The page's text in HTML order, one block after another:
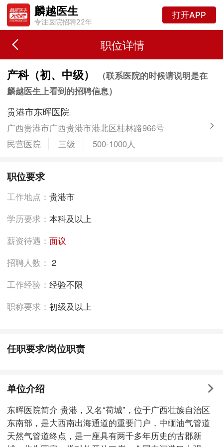
麟越医生
专注医院招聘22年
打开APP
职位详情
产科（初、中级）
（联系医院的时候请说明是在
麟越医生上看到的招聘信息）
贵港市东晖医院
广西贵港市广西贵港市港北区桂林路966号
民营医院
三级 500-1000人
职位要求
工作地点：贵港市
学历要求：本科及以上
薪资待遇：面议
招聘人数：2
工作经验：经验不限
职称要求：初级及以上
任职要求/岗位职责
单位介绍
东晖医院简介 贵港，又名“荷城”，位于广西壮族自治区
东南部，是大西南出海通道的重要门户，中缅油气管道
天然气管道终点，是一座具有两千多年历史的古郡新